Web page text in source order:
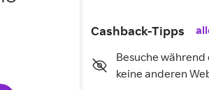
Cashback-Tipps
Besuche während
keine anderen